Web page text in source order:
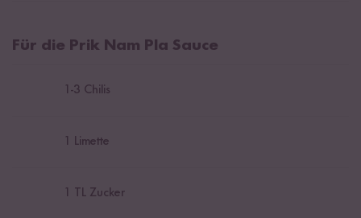
Für die Prik Nam Pla Sauce
1 -3 Chilis
1 Limette
1 TL Zucker